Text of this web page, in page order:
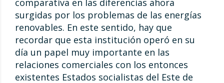
comparativa en las diferencias ahora
surgidas por los problemas de las energías
renovables. En este sentido, hay que
recordar que esta institución operó en su
día un papel muy importante en las
relaciones comerciales con los entonces
existentes Estados socialistas del Este de